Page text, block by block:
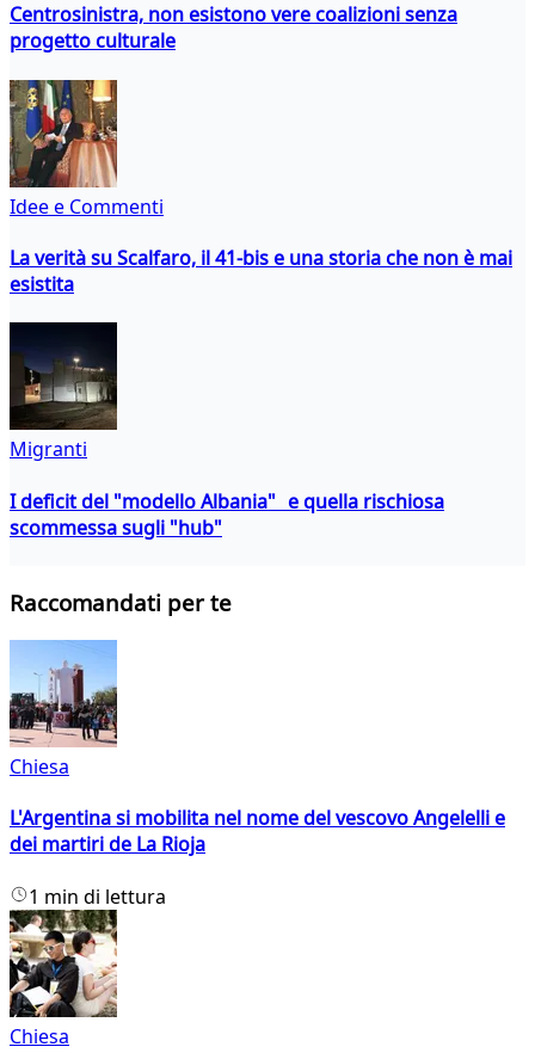
Centrosinistra, non esistono vere coalizioni senza
progetto culturale
Idee e Commenti
La verità su Scalfaro, il 41-bis e una storia che non è mai
esistita
Migranti
I deficit del "modello Albania" e quella rischiosa
scommessa sugli "hub"
Raccomandati per te
Chiesa
L'Argentina si mobilita nel nome del vescovo Angelelli e
dei martiri de La Rioja
1 min di lettura
Chiesa